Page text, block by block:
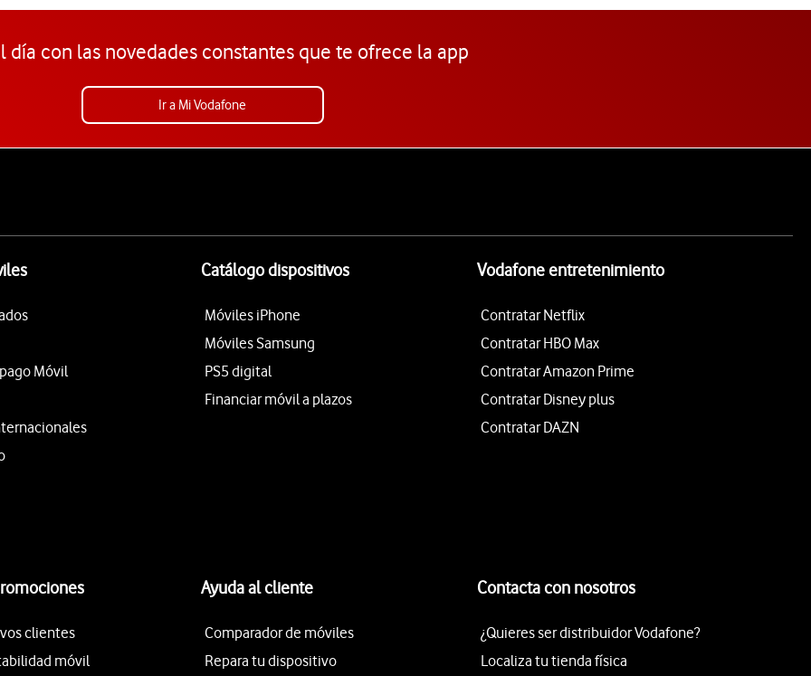
día con las novedades constantes que te ofrece la app
Ir a Mi Vodafone
Móvil
Catálogo dispositivos
Móviles iPhone
Móviles Samsung
PS5 digital
Financiar móvil a plazos
Vodafone entretenimiento
Contratar Netflix
Contratar HBO Max
Contratar Amazon Prime
Contratar Disney plus
Contratar DAZN
clientes
móvil
Ayuda al cliente
Comparador de móviles
Repara tu dispositivo
Contacta con nosotros
¿Quieres ser distribuidor Vodafone?
Localiza tu tienda física